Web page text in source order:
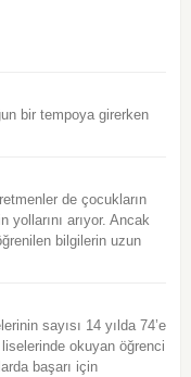
bir tempoya girerken
de çocukların
yollarını arıyor. Ancak
bilgilerin uzun
sayısı 14 yılda 74’e
okuyan öğrenci
başarı için